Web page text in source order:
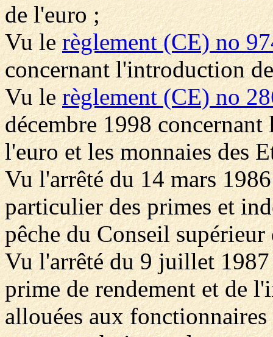
de l'euro ;
Vu lerèglement (CE) no
concernant l'introduction
Vu lerèglement (CE) no
décembre 1998
l'euro et les monnaies des
Vu l'arrêté du 14 mars
particulier des primes et
pêche du Conseil supérieur
Vu l'arrêté du 9 juillet
prime de rendement et de
allouées aux fonctionnaires